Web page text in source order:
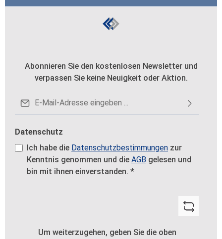
Abonnieren Sie den kostenlosen Newsletter und
verpassen Sie keine Neuigkeit oder Aktion.
E-Mail-Adresse*
Datenschutz
Ich habe die Datenschutzbestimmungen zur
Kenntnis genommen und die AGB gelesen und
bin mit ihnen einverstanden. *
Um weiterzugehen, geben Sie die oben